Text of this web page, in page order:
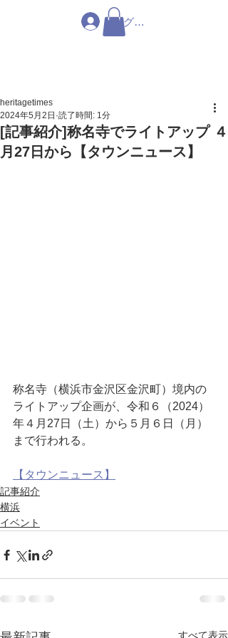
ログイン
[記事紹介]称名寺でライトアップ ４
月27日から【タウンニュース】
heritagetimes
2024年5月2日 読了時間: 1分
称名寺（横浜市金沢区金沢町）境内の
ライトアップ企画が、令和６（2024）
年４月27日（土）から５月６日（月）
まで行われる。
【タウンニュース】
記事紹介
横浜
イベント
すべて表示